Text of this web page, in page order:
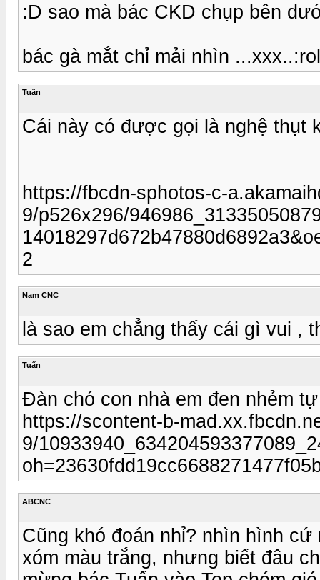
:D sao mà bác CKD chụp bên
bác gà mắt chỉ mải nhìn
Tuấn
Cái này có được gọi là nghệ thụt
https://fbcdn-sphotos-c-
9/p526x296/
2
Nam CNC
là sao em chẳng thấy cái gì vui ,
Tuấn
Đàn chó con nhà em đen nhẻm
https://scontent-b-
9/
ABCNC
Cũng khó đoán nhỉ? nhìn hình
xóm màu trắng, nhưng biết đâu